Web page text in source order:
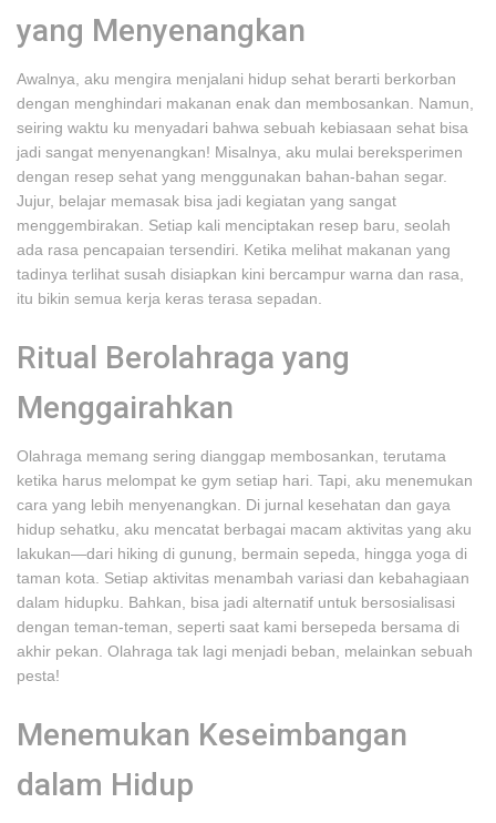
yang Menyenangkan
Awalnya, aku mengira menjalani hidup sehat berarti berkorban
dengan menghindari makanan enak dan membosankan. Namun,
seiring waktu ku menyadari bahwa sebuah kebiasaan sehat bisa
jadi sangat menyenangkan! Misalnya, aku mulai bereksperimen
dengan resep sehat yang menggunakan bahan-bahan segar.
Jujur, belajar memasak bisa jadi kegiatan yang sangat
menggembirakan. Setiap kali menciptakan resep baru, seolah
ada rasa pencapaian tersendiri. Ketika melihat makanan yang
tadinya terlihat susah disiapkan kini bercampur warna dan rasa,
itu bikin semua kerja keras terasa sepadan.
Ritual Berolahraga yang
Menggairahkan
Olahraga memang sering dianggap membosankan, terutama
ketika harus melompat ke gym setiap hari. Tapi, aku menemukan
cara yang lebih menyenangkan. Di jurnal kesehatan dan gaya
hidup sehatku, aku mencatat berbagai macam aktivitas yang aku
lakukan—dari hiking di gunung, bermain sepeda, hingga yoga di
taman kota. Setiap aktivitas menambah variasi dan kebahagiaan
dalam hidupku. Bahkan, bisa jadi alternatif untuk bersosialisasi
dengan teman-teman, seperti saat kami bersepeda bersama di
akhir pekan. Olahraga tak lagi menjadi beban, melainkan sebuah
pesta!
Menemukan Keseimbangan
dalam Hidup